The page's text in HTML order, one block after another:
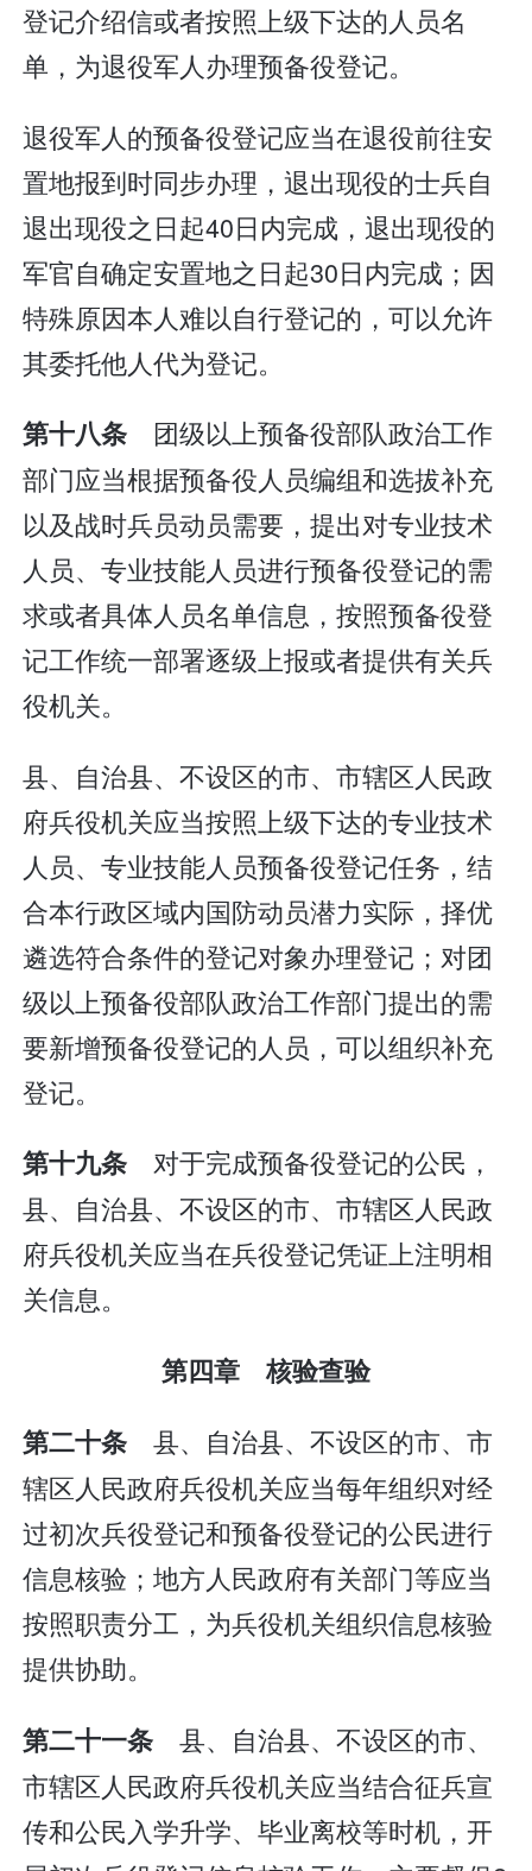
登记介绍信或者按照上级下达的人员名
单，为退役军人办理预备役登记。
退役军人的预备役登记应当在退役前往安
置地报到时同步办理，退出现役的士兵自
退出现役之日起40日内完成，退出现役的
军官自确定安置地之日起30日内完成；因
特殊原因本人难以自行登记的，可以允许
其委托他人代为登记。
第十八条 团级以上预备役部队政治工作
部门应当根据预备役人员编组和选拔补充
以及战时兵员动员需要，提出对专业技术
人员、专业技能人员进行预备役登记的需
求或者具体人员名单信息，按照预备役登
记工作统一部署逐级上报或者提供有关兵
役机关。
县、自治县、不设区的市、市辖区人民政
府兵役机关应当按照上级下达的专业技术
人员、专业技能人员预备役登记任务，结
合本行政区域内国防动员潜力实际，择优
遴选符合条件的登记对象办理登记；对团
级以上预备役部队政治工作部门提出的需
要新增预备役登记的人员，可以组织补充
登记。
第十九条对于完成预备役登记的公民，
县、自治县、不设区的市、市辖区人民政
府兵役机关应当在兵役登记凭证上注明相
关信息。
第四章 核验查验
第二十条 县、自治县、不设区的市、市
辖区人民政府兵役机关应当每年组织对经
过初次兵役登记和预备役登记的公民进行
信息核验；地方人民政府有关部门等应当
按照职责分工，为兵役机关组织信息核验
提供协助。
第二十一条 县、自治县、不设区的市、
市辖区人民政府兵役机关应当结合征兵宣
传和公民入学升学、毕业离校等时机，开